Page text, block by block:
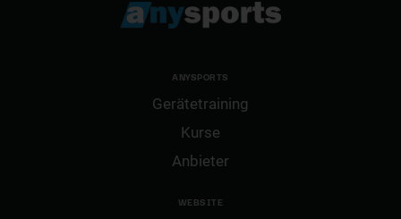
ANYSPORTS
Gerätetraining
Kurse
Anbieter
WEBSITE